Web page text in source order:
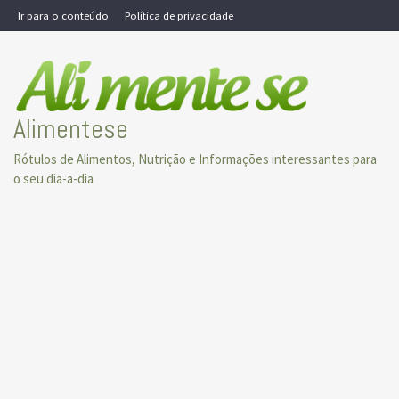
Skip
to
Ir para o conteúdo Política de privacidade
Alimentese
Rótulos de Alimentos, Nutrição e Informações interessantes para
o seu dia-a-dia